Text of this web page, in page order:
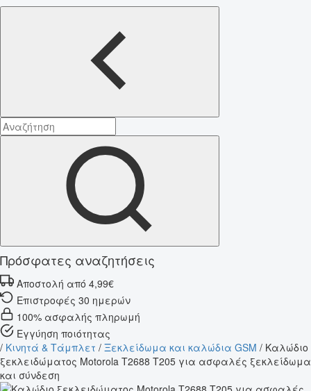
Πρόσφατες αναζητήσεις
Αποστολή από 4,99€
Επιστροφές 30 ημερών
100% ασφαλής πληρωμή
Εγγύηση ποιότητας
/ Κινητά & Τάμπλετ / Ξεκλείδωμα και καλώδια GSM / Καλώδιο
ξεκλειδώματος Motorola T2688 T205 για ασφαλές ξεκλείδωμα
και σύνδεση